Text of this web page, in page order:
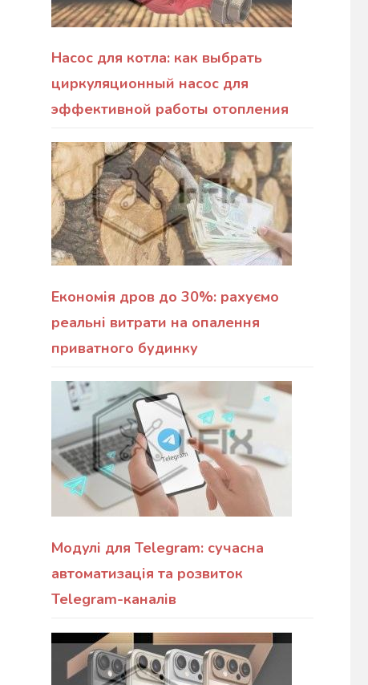
Насос для котла: как выбрать
циркуляционный насос для
эффективной работы отопления
Економія дров до 30%: рахуємо
реальні витрати на опалення
приватного будинку
Модулі для Telegram: сучасна
автоматизація та розвиток
Telegram-каналів